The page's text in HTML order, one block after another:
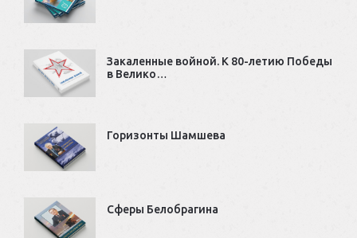
Закаленные войной. К 80-летию Победы
в Велико…
Горизонты Шамшева
Сферы Белобрагина